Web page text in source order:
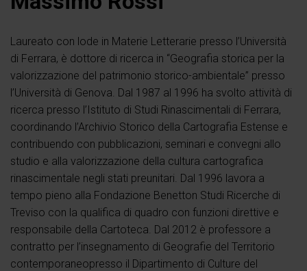
Laureato con lode in Materie Letterarie presso l’Università
di Ferrara, è dottore di ricerca in “Geografia storica per la
valorizzazione del patrimonio storico-ambientale” presso
l’Università di Genova. Dal 1987 al 1996 ha svolto attività di
ricerca presso l’Istituto di Studi Rinascimentali di Ferrara,
coordinando l’Archivio Storico della Cartografia Estense e
contribuendo con pubblicazioni, seminari e convegni allo
studio e alla valorizzazione della cultura cartografica
rinascimentale negli stati preunitari. Dal 1996 lavora a
tempo pieno alla Fondazione Benetton Studi Ricerche di
Treviso con la qualifica di quadro con funzioni direttive e
responsabile della Cartoteca. Dal 2012 è professore a
contratto per l’insegnamento di Geografie del Territorio
contemporaneopresso il Dipartimento di Culture del